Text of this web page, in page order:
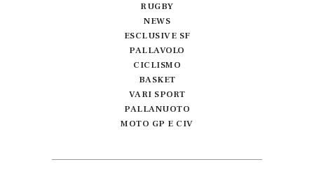
RUGBY
NEWS
ESCLUSIVE SF
PALLAVOLO
CICLISMO
BASKET
VARI SPORT
PALLANUOTO
MOTO GP E CIV